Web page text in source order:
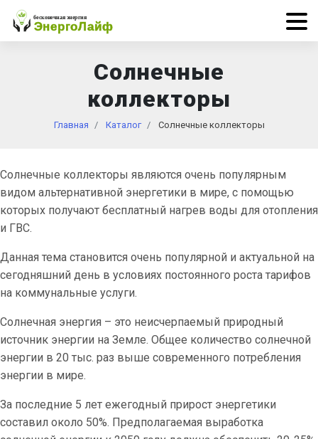
Солнечные
коллекторы
Главная Каталог Солнечные коллекторы
Солнечные коллекторы являются очень популярным
видом альтернативной энергетики в мире, с помощью
которых получают бесплатный нагрев воды для отопления
и ГВС.
Данная тема становится очень популярной и актуальной на
сегодняшний день в условиях постоянного роста тарифов
на коммунальные услуги.
Солнечная энергия – это неисчерпаемый природный
источник энергии на Земле. Общее количество солнечной
энергии в 20 тыс. раз выше современного потребления
энергии в мире.
За последние 5 лет ежегодный прирост энергетики
составил около 50%. Предполагаемая выработка